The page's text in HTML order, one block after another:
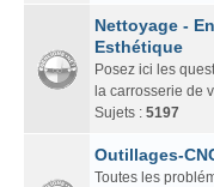
Nettoyage -
Esthétique
Posez ici les
la carrosserie de
Sujets : 5197
Outillages-
Toutes les